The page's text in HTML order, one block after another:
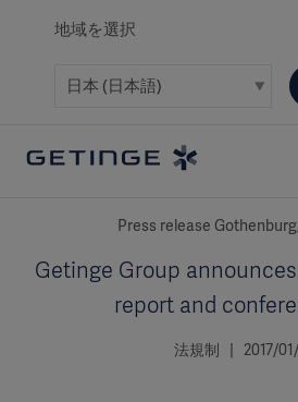
地域を選択
Press release Gothenburg,
Getinge Group
report and
法規制 | 2017/